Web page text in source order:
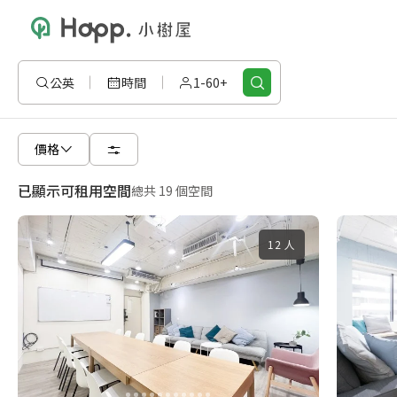
公英 時間 1-60+
價格
已顯示可租用空間總共 19 個空間
12 人